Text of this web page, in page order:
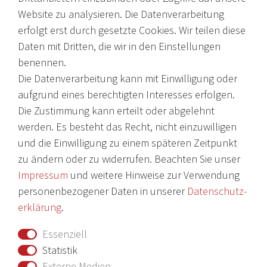
EMail: shop@victoria-weine.com
Telefon: +49 (0)7931 56 34 11
© 2026 Copyright Victoria Weine
Impressum
Daten­schutz­erklärung
AGB
Barrierefreiheitserklärung
Widerrufs­recht
Vertrag widerrufen
Website zu analysieren. Die Datenverarbeitung
erfolgt erst durch gesetzte Cookies. Wir teilen diese
Daten mit Dritten, die wir in den Einstellungen
benennen.
Die Datenverarbeitung kann mit Einwilligung oder
aufgrund eines berechtigten Interesses erfolgen.
Die Zustimmung kann erteilt oder abgelehnt
werden. Es besteht das Recht, nicht einzuwilligen
und die Einwilligung zu einem späteren Zeitpunkt
zu ändern oder zu widerrufen. Beachten Sie unser
Impressum und weitere Hinweise zur Verwendung
personenbezogener Daten in unserer Daten­schutz­
erklärung.
Essenziell
Statistik